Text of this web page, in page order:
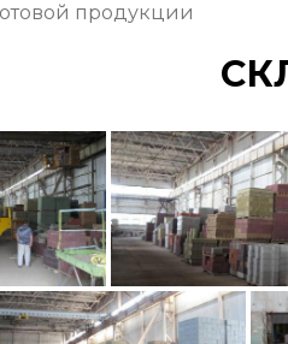
продукции